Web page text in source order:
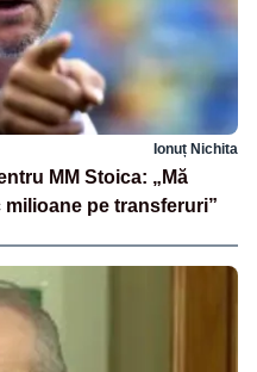
Ionuț Nichita
MM Stoica: „Mă
pe transferuri”